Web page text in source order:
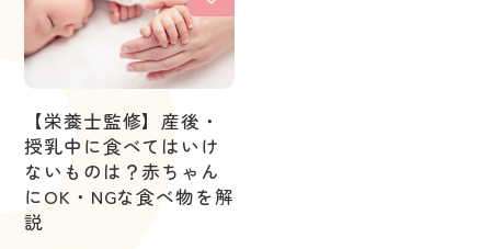
【栄養士監修】産後・
授乳中に食べてはいけ
ないものは？赤ちゃん
にOK・NGな食べ物を解
説